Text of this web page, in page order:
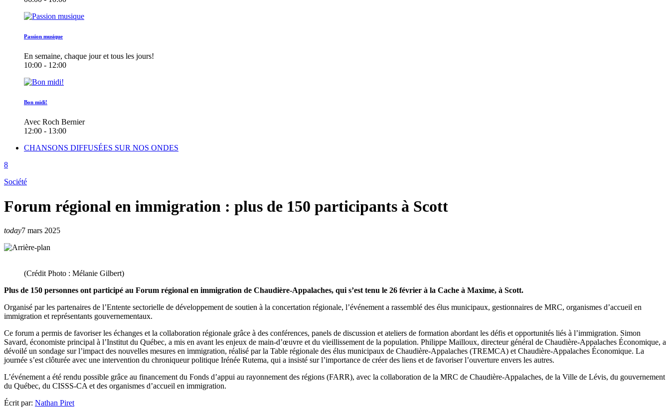
Passion musique
En semaine, chaque jour et tous les jours!
10:00 - 12:00
Bon midi!
Avec Roch Bernier
12:00 - 13:00
CHANSONS DIFFUSÉES SUR NOS ONDES
Société
Forum régional en immigration : plus de 150 participants à Scott
today7 mars 2025
(Crédit Photo : Mélanie Gilbert)
Plus de 150 personnes ont participé au Forum régional en immigration de Chaudière-Appalaches, qui s’est tenu le 26 février à la Cache à Maxime, à Scott.
Organisé par les partenaires de l’Entente sectorielle de développement de soutien à la concertation régionale, l’événement a rassemblé des élus municipaux, gestionnaires de MRC, organismes d’accueil en
immigration et représentants gouvernementaux.
Ce forum a permis de favoriser les échanges et la collaboration régionale grâce à des conférences, panels de discussion et ateliers de formation abordant les défis et opportunités liés à l’immigration. Simon
Savard, économiste principal à l’Institut du Québec, a mis en avant les enjeux de main-d’œuvre et du vieillissement de la population. Philippe Mailloux, directeur général de Chaudière-Appalaches Économique, a
dévoilé un sondage sur l’impact des nouvelles mesures en immigration, réalisé par la Table régionale des élus municipaux de Chaudière-Appalaches (TREMCA) et Chaudière-Appalaches Économique. La
journée s’est clôturée avec une intervention du chroniqueur politique Irénée Rutema, qui a insisté sur l’importance de créer des liens et de favoriser l’ouverture envers les autres.
L’événement a été rendu possible grâce au financement du Fonds d’appui au rayonnement des régions (FARR), avec la collaboration de la MRC de Chaudière-Appalaches, de la Ville de Lévis, du gouvernement
du Québec, du CISSS-CA et des organismes d’accueil en immigration.
Écrit par: Nathan Piret